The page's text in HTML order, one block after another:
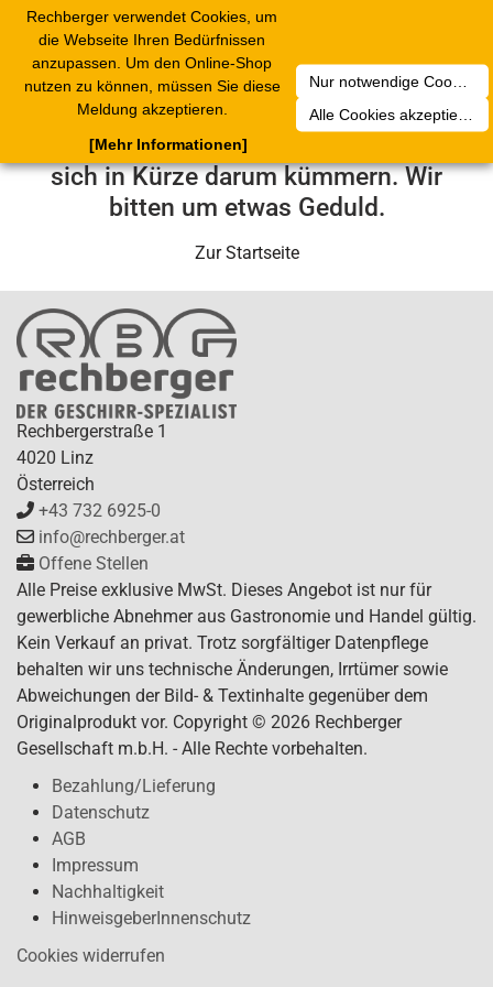
Rechberger verwendet Cookies, um
die Webseite Ihren Bedürfnissen
anzupassen. Um den Online-Shop
nutzen zu können, müssen Sie diese
Meldung akzeptieren.
Nur notwendige Cookies akzeptieren
Alle Cookies akzeptieren
[Mehr Informationen]
Leider ist ein technischer Fehler
aufgetreten. Unser Service-Team wird
sich in Kürze darum kümmern. Wir
bitten um etwas Geduld.
Zur Startseite
Rechbergerstraße 1
4020 Linz
Österreich
+43 732 6925-0
info@rechberger.at
Offene Stellen
Alle Preise exklusive MwSt. Dieses Angebot ist nur für
gewerbliche Abnehmer aus Gastronomie und Handel gültig.
Kein Verkauf an privat. Trotz sorgfältiger Datenpflege
behalten wir uns technische Änderungen, Irrtümer sowie
Abweichungen der Bild- & Textinhalte gegenüber dem
Originalprodukt vor. Copyright © 2026 Rechberger
Gesellschaft m.b.H. - Alle Rechte vorbehalten.
Bezahlung/Lieferung
Datenschutz
AGB
Impressum
Nachhaltigkeit
HinweisgeberInnenschutz
Cookies widerrufen